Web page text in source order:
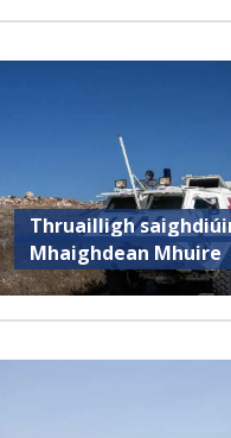
Thruailligh
Mhaighdean Mhuire